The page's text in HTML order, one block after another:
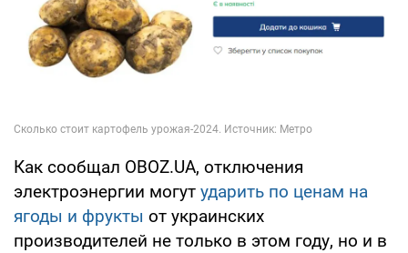
Как сообщал OBOZ.UA, отключения
электроэнергии могут ударить по ценам на
ягоды и фрукты от украинских
производителей не только в этом году, но и в